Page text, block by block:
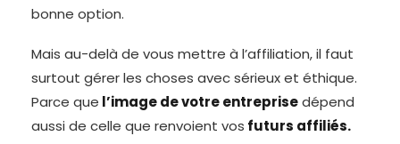
bonne option.
Mais au-delà de vous mettre à l’affiliation, il faut
surtout gérer les choses avec sérieux et éthique.
Parce que l’image de votre entreprisedépend
aussi de celle que renvoient vos futurs affiliés.